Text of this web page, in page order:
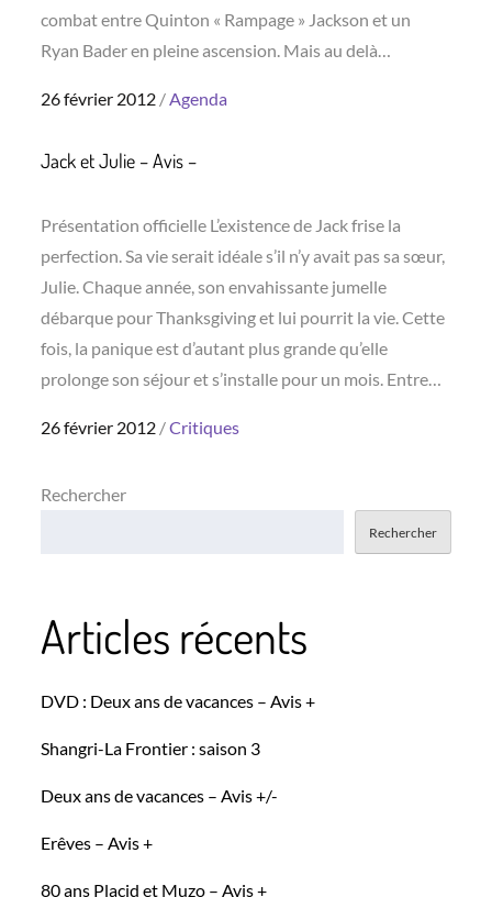
combat entre Quinton « Rampage » Jackson et un
Ryan Bader en pleine ascension. Mais au delà…
Posted
26 février 2012 Agenda
Jack et Julie – Avis –
Présentation officielle L’existence de Jack frise la
perfection. Sa vie serait idéale s’il n’y avait pas sa sœur,
Julie. Chaque année, son envahissante jumelle
débarque pour Thanksgiving et lui pourrit la vie. Cette
fois, la panique est d’autant plus grande qu’elle
prolonge son séjour et s’installe pour un mois. Entre…
Posted
26 février 2012 Critiques
Rechercher
Rechercher
Articles récents
DVD : Deux ans de vacances – Avis +
Shangri-La Frontier : saison 3
Deux ans de vacances – Avis +/-
Erêves – Avis +
80 ans Placid et Muzo – Avis +